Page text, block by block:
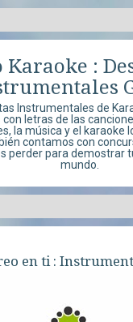
Karaoke :
Instrumentales de
con letras de las
la música y el karaoke
contamos con
perder para demostrar
mundo.
en ti :